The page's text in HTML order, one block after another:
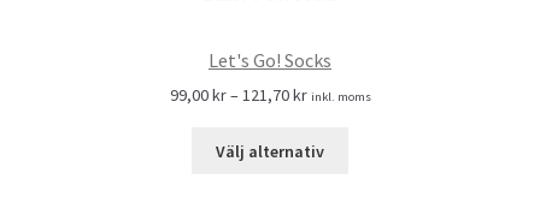
Let's Go! Socks
99,00kr–121,70kr inkl. moms
Välj alternativ